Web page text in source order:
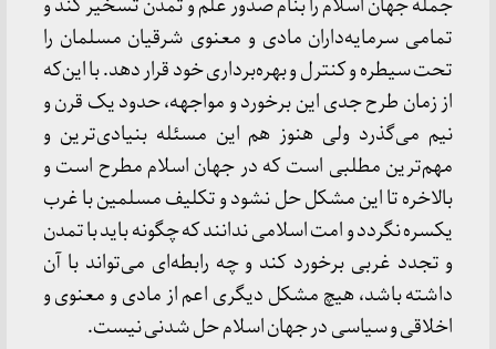
تمامی سرمایه‌داران مادی و معنوی شرقیان مسلمان را
تحت سیطره و کنترل و بهره‌برداری خود قرار دهد. با این‌که
از زمان طرح جدی این برخورد و مواجهه، حدود یک قرن و
نیم می‌گذرد ولی هنوز هم این مسئله بنیادی‌ترین و
مهم‌ترین مطلبی است که در جهان اسلام مطرح است و
بالاخره تا این مشکل حل نشود و تکلیف مسلمین با غرب
یکسره نگردد و امت اسلامی ندانند که چگونه باید با تمدن
و تجدد غربی برخورد کند و چه رابطه‌ای می‌تواند با آن
داشته باشد، هیچ مشکل دیگری اعم از مادی و معنوی و
اخلاقی و سیاسی در جهان اسلام حل شدنی نیست.